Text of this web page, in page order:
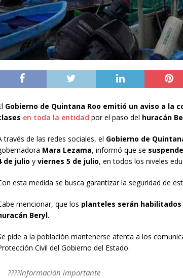
Gobierno de Quintana Roo emitió un aviso a la
en toda la entidad por el paso del huracán
través de las redes sociales, el Gobierno de
Mara Lezama, informó que se
de julio y viernes 5 de julio, en todos los niveles
esta medida se busca garantizar la seguridad de
mencionar, que los planteles serán
Beryl.
pide a la población mantenerse atenta a los
Civil del Gobierno del Estado.
????Información importante